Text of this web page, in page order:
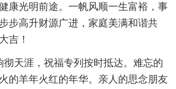
康光明前途。一帆风顺一生富裕，事
步高升财源广进，家庭美满和谐共
吉！
彻天涯，祝福专列按时抵达。难忘的
的羊年火红的年华。亲人的思念朋友